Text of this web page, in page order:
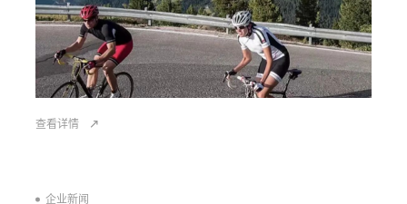
查看详情
企业新闻